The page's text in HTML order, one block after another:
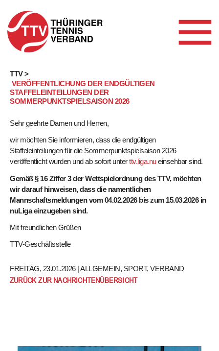
Skip
content
TTV >
VERÖFFENTLICHUNG DER ENDGÜLTIGEN
STAFFELEINTEILUNGEN DER
SOMMERPUNKTSPIELSAISON 2026
Sehr geehrte Damen und Herren,
wir möchten Sie informieren, dass die endgültigen
Staffeleinteilungen für die Sommerpunktspielsaison 2026
veröffentlicht wurden und ab sofort unterttv.liga.nueinsehbar sind.
Gemäß § 16 Ziffer 3 der Wettspielordnung des TTV, möchten
wir darauf hinweisen, dass die namentlichen
Mannschaftsmeldungen vom 04.02.2026 bis zum 15.03.2026 in
nuLiga einzugeben sind.
Mit freundlichen Grüßen
TTV-Geschäftsstelle
FREITAG, 23.01.2026 |ALLGEMEIN, SPORT, VERBAND
ZURÜCK ZUR NACHRICHTENÜBERSICHT